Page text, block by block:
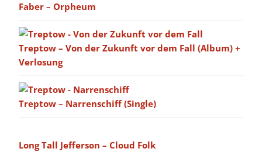
Faber – Orpheum
Treptow – Von der Zukunft vor dem Fall (Album) +
Verlosung
Treptow – Narrenschiff (Single)
Long Tall Jefferson – Cloud Folk